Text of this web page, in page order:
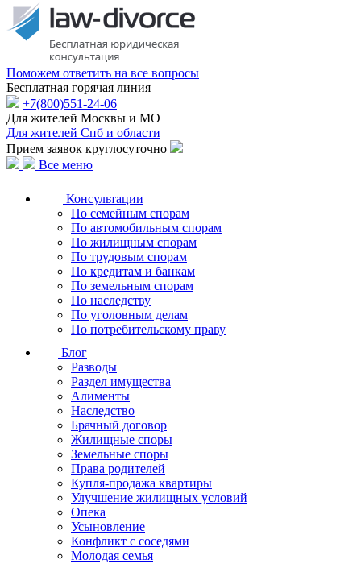
Поможем ответить на все вопросы
Бесплатная горячая линия
+7(800)551-24-06
Для жителей Москвы и МО
Для жителей Спб и области
Прием заявок круглосуточно
Все меню
Консультации
По семейным спорам
По автомобильным спорам
По жилищным спорам
По трудовым спорам
По кредитам и банкам
По земельным спорам
По наследству
По уголовным делам
По потребительскому праву
Блог
Разводы
Раздел имущества
Алименты
Наследство
Брачный договор
Жилищные споры
Земельные споры
Права родителей
Купля-продажа квартиры
Улучшение жилищных условий
Опека
Усыновление
Конфликт с соседями
Молодая семья